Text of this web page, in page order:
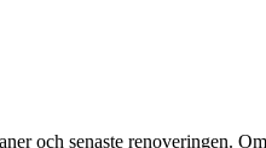
och senaste renoveringen.